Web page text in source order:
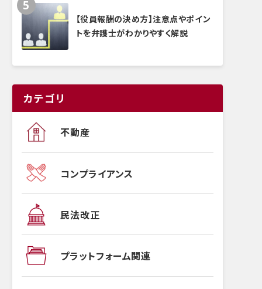
【役員報酬の決め方】注意点やポイン
トを弁護士がわかりやすく解説
カテゴリ
不動産
コンプライアンス
民法改正
プラットフォーム関連